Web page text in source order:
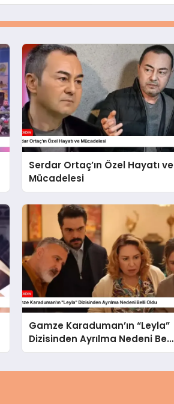
Serdar Ortaç’ın Özel Hayatı ve
Mücadelesi
Gamze Karaduman’ın “Leyla”
Dizisinden Ayrılma Nedeni Belli
Oldu